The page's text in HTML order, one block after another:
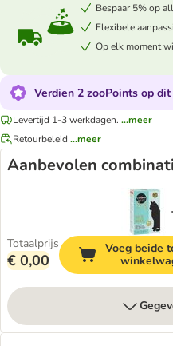
Bespaar 5% op
Flexibele
Op elk moment
Verdien 2 zooPoints op
Levertijd 1-3 werkdagen. ...meer
Retourbeleid ...meer
Aanbevolen
Totaalprijs
€ 0,00
Voeg beide